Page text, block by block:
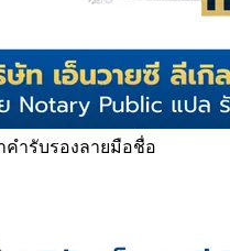
คำรับรองลายมือชื่อ